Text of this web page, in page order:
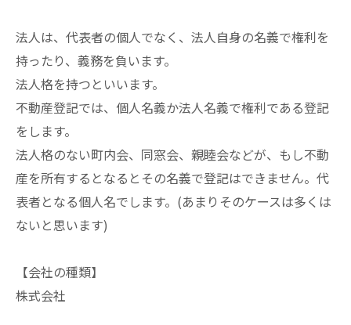
法人は、代表者の個人でなく、法人自身の名義で権利を
持ったり、義務を負います。
法人格を持つといいます。
不動産登記では、個人名義か法人名義で権利である登記
をします。
法人格のない町内会、同窓会、親睦会などが、もし不動
産を所有するとなるとその名義で登記はできません。代
表者となる個人名でします。(あまりそのケースは多くは
ないと思います)
【会社の種類】
株式会社